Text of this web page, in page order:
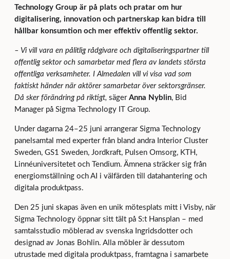
Technology Group är på plats och pratar om hur
digitalisering, innovation och partnerskap kan bidra till
hållbar konsumtion och mer effektiv offentlig sektor.
– Vi vill vara en pålitlig rådgivare och digitaliseringspartner till
offentlig sektor och samarbetar med flera av landets största
offentliga verksamheter. I Almedalen vill vi visa vad som
faktiskt händer när aktörer samarbetar över sektorsgränser.
Då sker förändring på riktigt, säger Anna Nyblin, Bid
Manager på Sigma Technology IT Group.
Under dagarna 24–25 juni arrangerar Sigma Technology
panelsamtal med experter från bland andra Interior Cluster
Sweden, GS1 Sweden, Jordkraft, Pulsen Omsorg, KTH,
Linnéuniversitetet och Tendium. Ämnena sträcker sig från
energiomställning och AI i välfärden till datahantering och
digitala produktpass.
Den 25 juni skapas även en unik mötesplats mitt i Visby, när
Sigma Technology öppnar sitt tält på S:t Hansplan – med
samtalsstudio möblerad av svenska Ingridsdotter och
designad av Jonas Bohlin. Alla möbler är dessutom
utrustade med digitala produktpass, framtagna i samarbete